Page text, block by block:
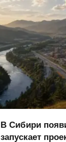
В Сибири
запускает